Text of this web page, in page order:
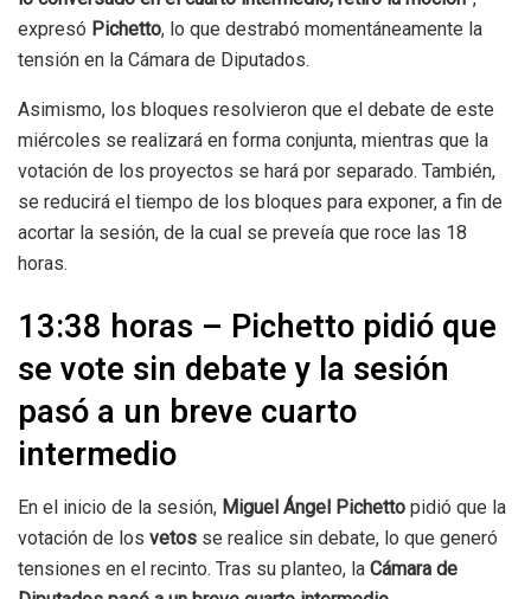
expresó Pichetto, lo que destrabó momentáneamente la
tensión en la Cámara de Diputados.
Asimismo, los bloques resolvieron que el debate de este
miércoles se realizará en forma conjunta, mientras que la
votación de los proyectos se hará por separado. También,
se reducirá el tiempo de los bloques para exponer, a fin de
acortar la sesión, de la cual se preveía que roce las 18
horas.
13:38 horas – Pichetto pidió que
se vote sin debate y la sesión
pasó a un breve cuarto
intermedio
En el inicio de la sesión, Miguel Ángel Pichetto pidió que la
votación de los vetos se realice sin debate, lo que generó
tensiones en el recinto. Tras su planteo, la Cámara de